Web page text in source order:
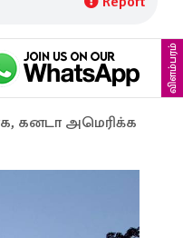
விளம்பரம்
கனடா அமெரிக்க